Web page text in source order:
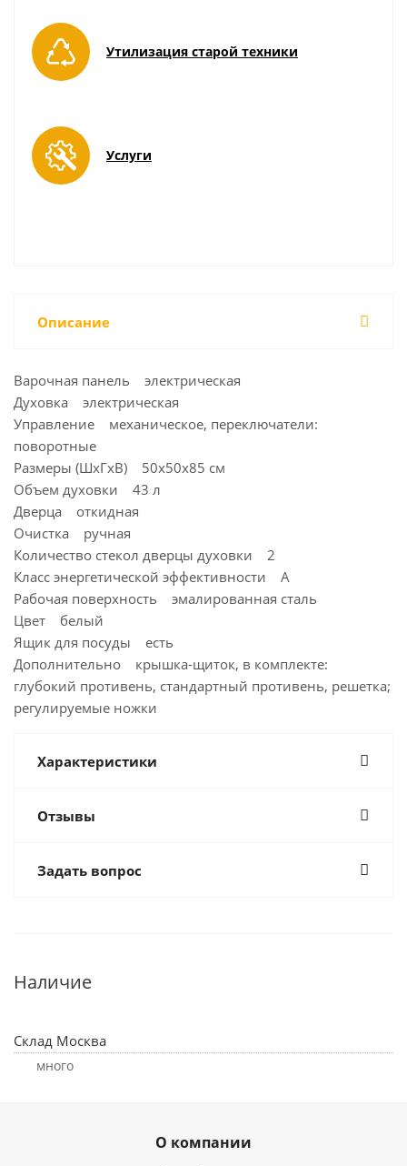
Утилизация старой техники
Услуги
Описание
Варочная панель электрическая
Духовка электрическая
Управление механическое, переключатели:
поворотные
Размеры (ШхГхВ) 50x50x85 см
Объем духовки 43 л
Дверца откидная
Очистка ручная
Количество стекол дверцы духовки 2
Класс энергетической эффективности А
Рабочая поверхность эмалированная сталь
Цвет белый
Ящик для посуды есть
Дополнительно крышка-щиток, в комплекте:
глубокий противень, стандартный противень, решетка;
регулируемые ножки
Характеристики
Отзывы
Задать вопрос
Наличие
Склад Москва
Много
О компании